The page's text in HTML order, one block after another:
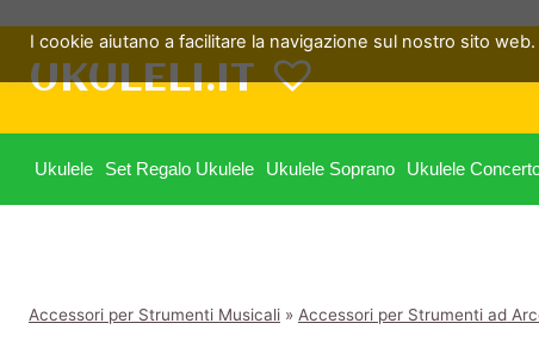
contenuto
UKULELI.IT
Ukulele Set Regalo Ukulele Ukulele Soprano Ukulele
Accessori per Strumenti Musicali » Accessori per Strumenti ad
I cookie aiutano a facilitare la navigazione sul nostro sito